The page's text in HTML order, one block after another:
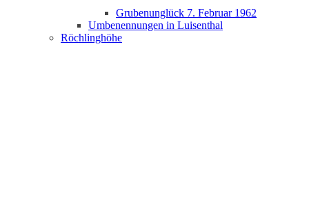
Grubenunglück 7. Februar 1962
Umbenennungen in Luisenthal
Röchlinghöhe